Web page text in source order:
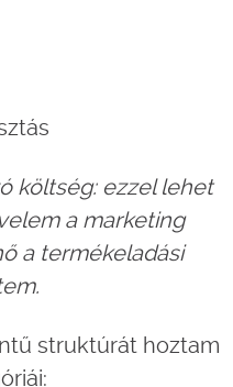
költség: ezzel lehet
a marketing
a termékeladási
struktúrát hoztam